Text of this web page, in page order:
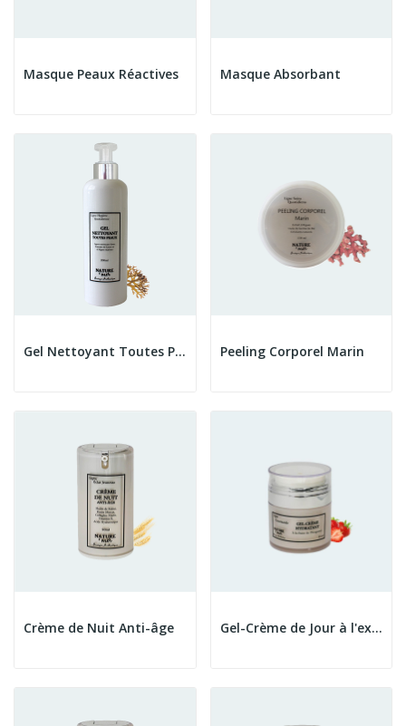
Masque Peaux Réactives Masque Absorbant
Gel Nettoyant Toutes Peaux Peeling Corporel Marin
Crème de Nuit Anti-âge Gel-Crème de Jour à l'extrait de Fraise de...